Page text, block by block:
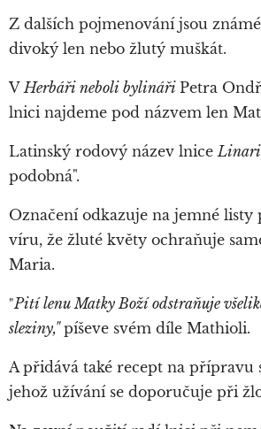
Z dalších pojmenování jsou
divoký len nebo žlutý muškát.
V Herbáři neboli bylináři Petra
lnici najdeme pod názvem len
Latinský rodový název lnice
podobná".
Označení odkazuje na jemné listy
víru, že žluté květy ochraňuje
Maria.
"Pití lenu Matky Boží odstraňuje
sleziny,"píševe svém díle Mathioli.
A přidává také recept na přípravu
jehož užívání se doporučuje při